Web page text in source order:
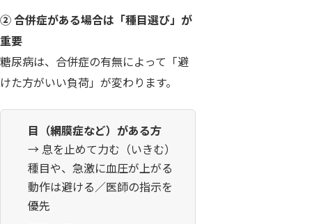
② 合併症がある場合は「種目選び」が
重要
糖尿病は、合併症の有無によって「避
けた方がいい負荷」が変わります。
目（網膜症など）がある方
→ 息を止めて力む（いきむ）
種目や、急激に血圧が上がる
動作は避ける／医師の指示を
優先